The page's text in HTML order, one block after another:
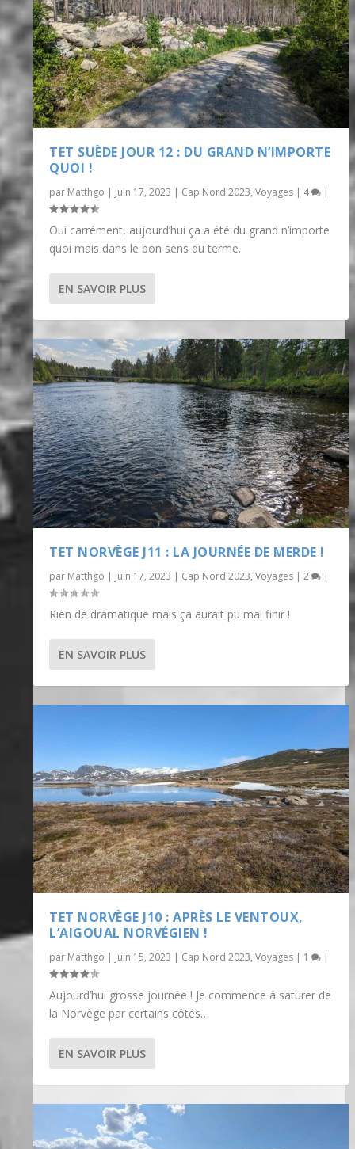
TET SUÈDE JOUR 12 : DU GRAND N’IMPORTE
QUOI !
par Matthgo | Juin 17, 2023 | Cap Nord 2023,Voyages | 4 |
Oui carrément, aujourd’hui ça a été du grand n’importe
quoi mais dans le bon sens du terme.
EN SAVOIR PLUS
TET NORVÈGE J11 : LA JOURNÉE DE MERDE !
par Matthgo | Juin 17, 2023 | Cap Nord 2023,Voyages |2 |
Rien de dramatique mais ça aurait pu mal finir !
EN SAVOIR PLUS
TET NORVÈGE J10 : APRÈS LE VENTOUX,
L’AIGOUAL NORVÉGIEN !
par Matthgo | Juin 15, 2023 | Cap Nord 2023,Voyages | 1 |
Aujourd’hui grosse journée ! Je commence à saturer de
la Norvège par certains côtés…
EN SAVOIR PLUS